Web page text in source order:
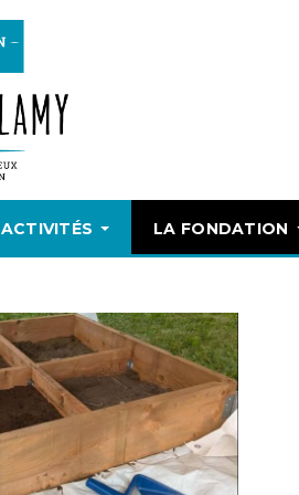
ACTIVITÉS LA FONDATION